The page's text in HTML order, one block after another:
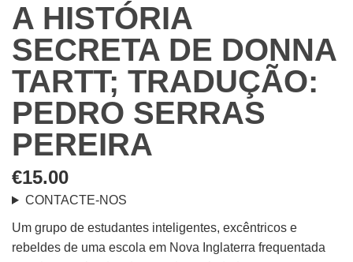
A HISTÓRIA
SECRETA DE DONNA
TARTT; TRADUÇÃO:
PEDRO SERRAS
PEREIRA
€15.00
CONTACTE-NOS
Um grupo de estudantes inteligentes, excêntricos e
rebeldes de uma escola em Nova Inglaterra frequentada